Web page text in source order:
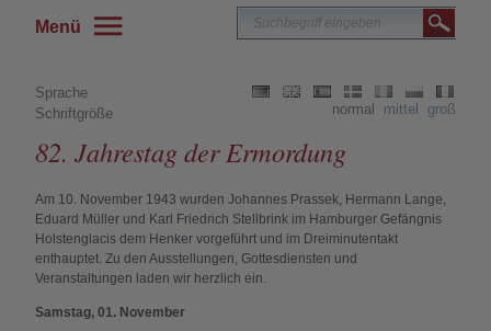
Menü
Sprache
Schriftgröße
normal mittel groß
82. Jahrestag der Ermordung
Am 10. November 1943 wurden Johannes Prassek, Hermann Lange,
Eduard Müller und Karl Friedrich Stellbrink im Hamburger Gefängnis
Holstenglacis dem Henker vorgeführt und im Dreiminutentakt
enthauptet. Zu den Ausstellungen, Gottesdiensten und
Veranstaltungen laden wir herzlich ein.
Samstag, 01. November